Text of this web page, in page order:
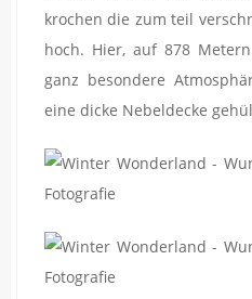
krochen die zum teil
hoch. Hier, auf 878
ganz besondere
eine dicke Nebeldecke